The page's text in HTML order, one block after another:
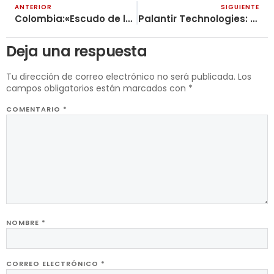
ANTERIOR
Colombia:«Escudo de las Américas»
SIGUIENTE
Palantir Technologies: el ojo que todo lo ve y el peligro de su manifiesto
Deja una respuesta
Tu dirección de correo electrónico no será publicada. Los
campos obligatorios están marcados con *
COMENTARIO *
NOMBRE *
CORREO ELECTRÓNICO *